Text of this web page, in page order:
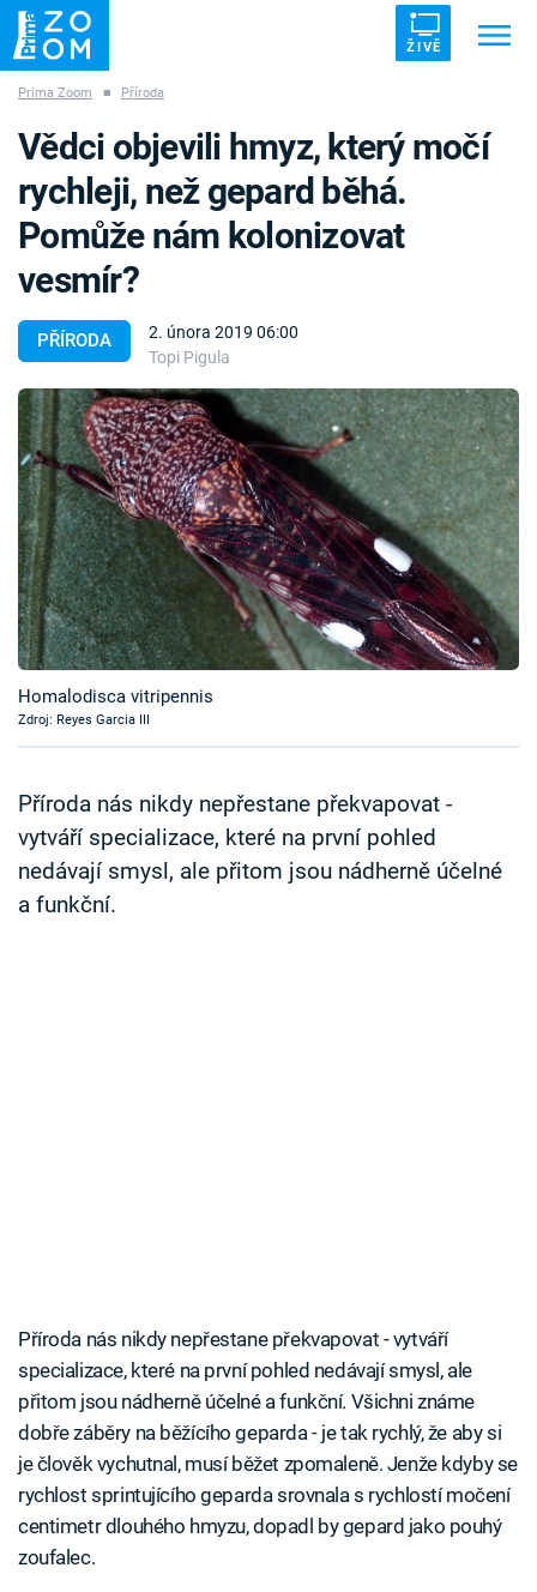
ŽIVĚ
ZÁHADY VETŘELCI DÁVNOVĚKU
Témata
Témata
Pořady
TV Program
Časopis
Sledujte prima+
Přihlášení
Prima Zoom ■ Příroda
PŘÍRODA
2. února 2019 06:00
Topi Pigula
Vědci objevili hmyz, který močí
rychleji, než gepard běhá.
Pomůže nám kolonizovat
vesmír?
Homalodisca vitripennis
Zdroj: Reyes Garcia III
Příroda nás nikdy nepřestane překvapovat -
vytváří specializace, které na první pohled
nedávají smysl, ale přitom jsou nádherně účelné
a funkční.
Příroda nás nikdy nepřestane překvapovat - vytváří
specializace, které na první pohled nedávají smysl, ale
přitom jsou nádherně účelné a funkční. Všichni známe
dobře záběry na běžícího geparda - je tak rychlý, že aby si
je člověk vychutnal, musí běžet zpomaleně. Jenže kdyby se
rychlost sprintujícího geparda srovnala s rychlostí močení
centimetr dlouhého hmyzu, dopadl by gepard jako pouhý
zoufalec.